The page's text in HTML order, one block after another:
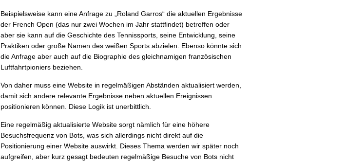
Beispielsweise kann eine Anfrage zu „Roland Garros“ die aktuellen Ergebnisse
der French Open (das nur zwei Wochen im Jahr stattfindet) betreffen oder
aber sie kann auf die Geschichte des Tennissports, seine Entwicklung, seine
Praktiken oder große Namen des weißen Sports abzielen. Ebenso könnte sich
die Anfrage aber auch auf die Biographie des gleichnamigen französischen
Luftfahrtpioniers beziehen.
Von daher muss eine Website in regelmäßigen Abständen aktualisiert werden,
damit sich andere relevante Ergebnisse neben aktuellen Ereignissen
positionieren können. Diese Logik ist unerbittlich.
Eine regelmäßig aktualisierte Website sorgt nämlich für eine höhere
Besuchsfrequenz von Bots, was sich allerdings nicht direkt auf die
Positionierung einer Website auswirkt. Dieses Thema werden wir später noch
aufgreifen, aber kurz gesagt bedeuten regelmäßige Besuche von Bots nicht